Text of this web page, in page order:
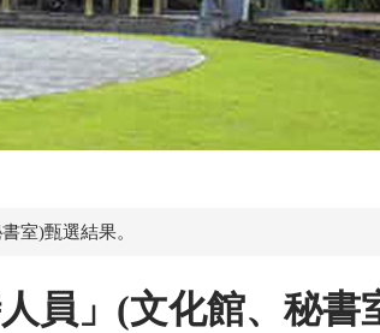
室)甄選結果。
員」(文化館、秘書